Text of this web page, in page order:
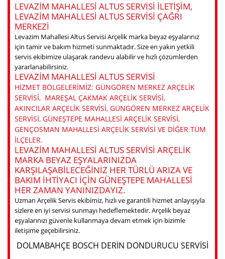
LEVAZIM MAHALLESI ALTUS SERVISI ILETIŞIM,
LEVAZIM MAHALLESI ALTUS SERVISI ÇAĞRI
MERKEZI
Levazim Mahallesi Altus Servisi Arçelik marka beyaz eşyalarınız
için tamir ve bakım hizmeti sunmaktadır. Size en yakın yetkili
servis ekibimize ulaşarak randevu alabilir ve hızlı çözümlerden
yararlanabilirsiniz.
LEVAZIM MAHALLESI ALTUS SERVISI
HIZMET BÖLGELERIMIZ: GÜNGÖREN MERKEZ ARÇELIK
SERVISI, MAREŞAL ÇAKMAK ARÇELIK SERVISI,
AKINCILAR ARÇELIK SERVISI, GÜNGÖREN MERKEZ ARÇELIK
SERVISI, GÜNEŞTEPE MAHALLESI ARÇELIK SERVISI,
GENÇOSMAN MAHALLESI ARÇELIK SERVISI VE DIĞER TÜM
ILÇELER.
LEVAZIM MAHALLESI ALTUS SERVISI ARÇELIK
MARKA BEYAZ EŞYALARINIZDA
KARŞILAŞABILECEĞINIZ HER TÜRLÜ ARIZA VE
BAKIM IHTIYACI IÇIN GÜNEŞTEPE MAHALLESI
HER ZAMAN YANINIZDAYIZ.
Uzman Arçelik Servis ekibimiz, hızlı ve garantili hizmet anlayışıyla
sizlere en iyi servisi sunmayı hedeflemektedir. Arçelik beyaz
eşyalarınızı güvenle kullanmaya devam etmek için bizimle
iletişime geçebilirsiniz.
DOLMABAHÇE BOSCH DERIN DONDURUCU SERVISI